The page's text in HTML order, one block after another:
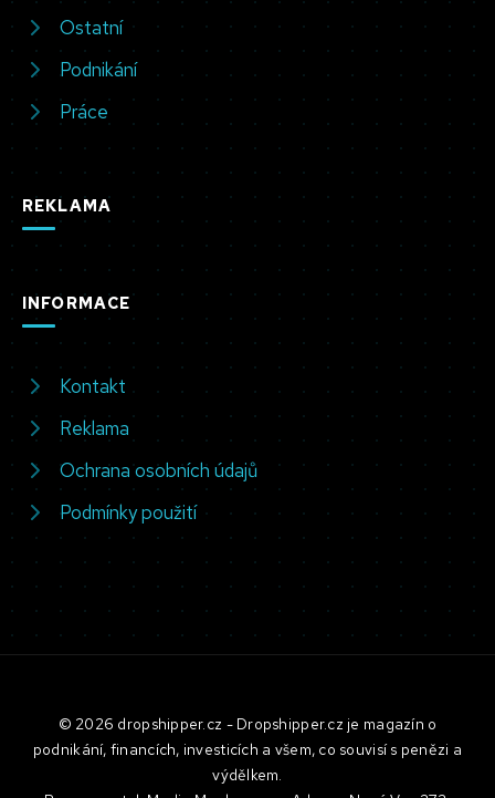
Ostatní
Podnikání
Práce
REKLAMA
INFORMACE
Kontakt
Reklama
Ochrana osobních údajů
Podmínky použití
© 2026 dropshipper.cz - Dropshipper.cz je magazín o
podnikání, financích, investicích a všem, co souvisí s penězi a
výdělkem.